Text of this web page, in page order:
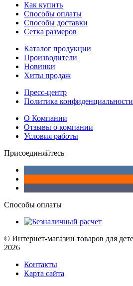
Как купить
Способы оплаты
Способы доставки
Сетка размеров
Каталог продукции
Производители
Новинки
Хиты продаж
Пресс-центр
Политика конфиденциальности
О Компании
Отзывы о компании
Условия работы
Присоединяйтесь
Способы оплаты
© Интернет-магазин товаров для
2026
Контакты
Карта сайта